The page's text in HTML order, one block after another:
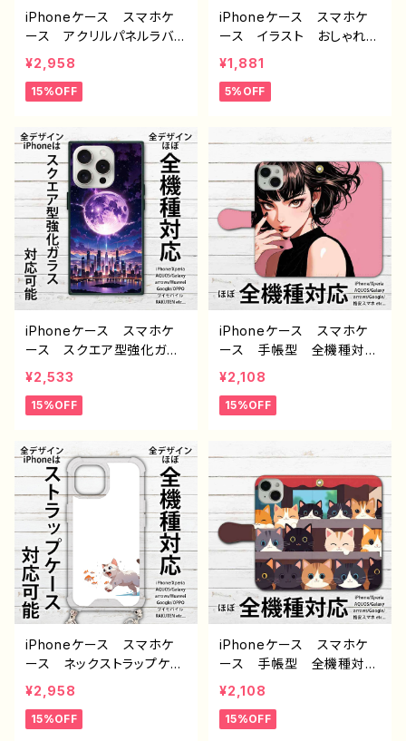
iPhoneケース スマホケ
ース アクリルパネルラバ
ーケース イラスト 女の
子 ドレス 後ろ姿 エモ
い 風景 綺麗 美しい
レディース iPhone15/14/
13/12/11 AQUOS Xperi
a Googlepixel Galaxy
Android アンドロイ
ド ケース アイフォンケー
ス スマホカバー おすす
め 個性的 人気 イラス
トレーター 絵師 クリエ
イター オリジナル デザ
イン グッズ ノンブラン
¥2,958
15%OFF
iPhoneケース スマホケ
ース イラスト おしゃれ
花柄 エモい レディー
ス AQUOS sense 2 3 4
5 iPhone15/14/13/12/11
ター クリエイター 絵
師 Android アンドロイ
ド ケース オリジナル
デザイン グッズ タイト
ル：チューリップ 作：栞
音 F-5
¥1,881
5%OFF
iPhoneケース スマホケ
ース スクエア型強化ガラ
ス イラスト エモい 風
景 綺麗 美しい 景色
月 おしゃれ メンズ レ
3/12/11 AQUOS Xperi
a Googlepixel Galaxy
Android アンドロイ
ド ケース アイフォンケー
ス スマホカバー おすす
め 個性的 人気 イラス
トレーター 絵師 クリエ
イター オリジナル デザ
イン グッズ ノンブラン
ド J1-9
¥2,533
15%OFF
iPhoneケース スマホケ
ース 手帳型 全機種対
応 イラスト 可愛い女の
子 かっこいい女子 おし
ゃれ服 エモい 黒髪 シ
Android アンドロイ
ド ケース 個性的 おす
すめ 人気 イラストレー
ター クリエイター 絵
師 オリジナル デザイ
ン ノンブランド グッズ
J1-9
¥2,108
15%OFF
iPhoneケース スマホケ
ース ネックストラップケー
ス 動物 イラスト ね
こ 猫 かわいい シンプ
ル エモい 可愛い かわ
¥2,958
15%OFF
iPhoneケース スマホケ
ース 手帳型 全機種対
応 おしゃれ 動物 イラ
スト ねこ 可愛い かわ
いい おしゃれ iPhone1
¥2,108
15%OFF